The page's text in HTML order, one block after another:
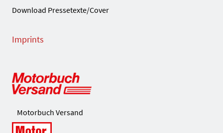
Download Pressetexte/Cover
Imprints
Motorbuch Versand